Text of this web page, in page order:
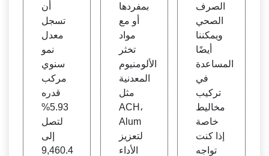
أن
تسجل
معدل
نمو
سنوي
مركب
قدره
5.93%
لتصل
إلى
9,460.4
بمفردها
أو مع
مواد
تخثر
الألومنيوم
المعدنية
مثل
ACH،
Alum
لتعزيز
الأداء
الصرف
الصحي
ويمكننا
أيضًا
المساعدة
في
تركيب
مخاليط
خاصة
إذا كنت
تواجه